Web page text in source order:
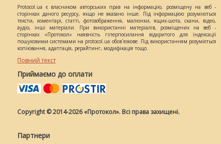
Protocol.ua є власником авторських прав на інформацію, розміщену на веб -
сторінках даного ресурсу, якщо не вказано інше. Під інформацією розуміються
тексти, коментарі, статті, фотозображення, малюнки, ящик-шота, скани, відео,
аудіо, інші матеріали. При використанні матеріалів, розміщених на веб -
сторінках «Протокол» наявність гіперпосилання відкритого для індексації
пошуковими системами на protocol.ua обов`язкове. Під використанням розуміється
копіювання, адаптація, рерайтинг, модифікація тощо.
Повний текст
Приймаємо до оплати
Copyright © 2014-2026 «Протокол». Всі права захищені.
Партнери